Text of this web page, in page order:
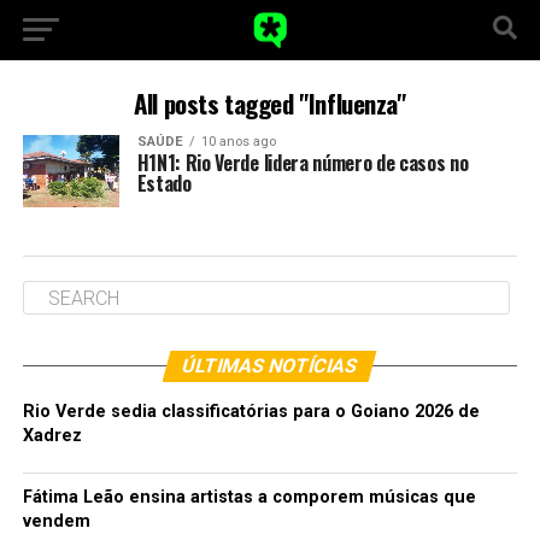
All posts tagged "Influenza"
SAÚDE 10 anos ago
H1N1: Rio Verde lidera número de casos no
Estado
ÚLTIMAS NOTÍCIAS
Rio Verde sedia classificatórias para o Goiano 2026 de
Xadrez
Fátima Leão ensina artistas a comporem músicas que
vendem